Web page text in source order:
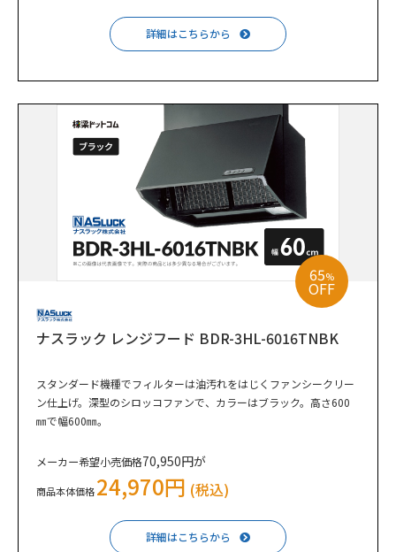
詳細はこちらから
65%
OFF
ナスラック レンジフード BDR-3HL-6016TNBK
スタンダード機種でフィルターは油汚れをはじくファンシークリー
ン仕上げ。深型のシロッコファンで、カラーはブラック。高さ600
㎜で幅600㎜。
メーカー希望小売価格70,950円が
商品本体価格24,970円 (税込)
詳細はこちらから